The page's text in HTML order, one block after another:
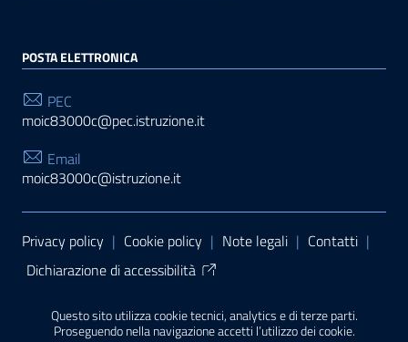
Questo sito utilizza cookie tecnici, analytics e di terze parti.
Proseguendo nella navigazione accetti l’utilizzo dei cookie.
POSTA ELETTRONICA
PEC
moic83000c@pec.istruzione.it
Email
moic83000c@istruzione.it
Sezione Link Utili
Privacy policy | Cookie policy | Note legali | Contatti |
Dichiarazione di accessibilità
PA di AgID
| Realizzato con WordPress da